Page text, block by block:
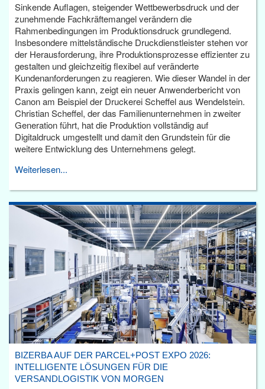
Sinkende Auflagen, steigender Wettbewerbsdruck und der
zunehmende Fachkräftemangel verändern die
Rahmenbedingungen im Produktionsdruck grundlegend.
Insbesondere mittelständische Druckdienstleister stehen vor
der Herausforderung, ihre Produktionsprozesse effizienter zu
gestalten und gleichzeitig flexibel auf veränderte
Kundenanforderungen zu reagieren. Wie dieser Wandel in der
Praxis gelingen kann, zeigt ein neuer Anwenderbericht von
Canon am Beispiel der Druckerei Scheffel aus Wendelstein.
Christian Scheffel, der das Familienunternehmen in zweiter
Generation führt, hat die Produktion vollständig auf
Digitaldruck umgestellt und damit den Grundstein für die
weitere Entwicklung des Unternehmens gelegt.
Weiterlesen...
BIZERBA AUF DER PARCEL+POST EXPO 2026:
INTELLIGENTE LÖSUNGEN FÜR DIE
VERSANDLOGISTIK VON MORGEN